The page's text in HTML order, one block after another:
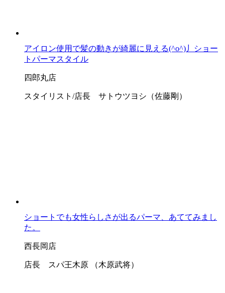
アイロン使用で髪の動きが綺麗に見える(^o^)丿ショー
トパーマスタイル
四郎丸店
スタイリスト/店長 サトウツヨシ（佐藤剛）
ショートでも女性らしさが出るパーマ、あててみまし
た。
西長岡店
店長 スパ王木原 （木原武将）